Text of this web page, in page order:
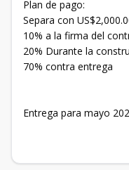
Plan de pago:
Separa con
10% a la firma del
20% Durante la
70% contra entrega
Entrega para mayo